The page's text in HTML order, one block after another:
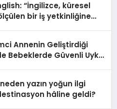
“İngilizce, küresel
bir iş yetkinliğine
Annenin Geliştirdiği
Bebeklerde Güvenli Uyku
yazın yoğun ilgi
hâline geldi?